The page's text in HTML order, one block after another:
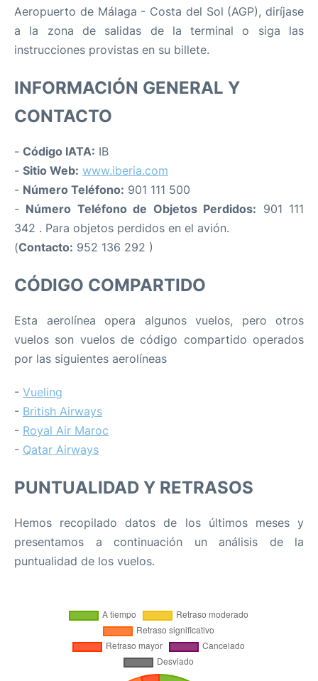
Aeropuerto de Málaga - Costa del Sol (AGP), diríjase
a la zona de salidas de la terminal o siga las
instrucciones provistas en su billete.
INFORMACIÓN GENERAL Y
CONTACTO
- Código IATA: IB
- Sitio Web: www.iberia.com
- Número Teléfono: 901 111 500
- Número Teléfono de Objetos Perdidos: 901 111
342 . Para objetos perdidos en el avión.
(Contacto: 952 136 292 )
CÓDIGO COMPARTIDO
Esta aerolínea opera algunos vuelos, pero otros
vuelos son vuelos de código compartido operados
por las siguientes aerolíneas
- Vueling
- British Airways
- Royal Air Maroc
- Qatar Airways
PUNTUALIDAD Y RETRASOS
Hemos recopilado datos de los últimos meses y
presentamos a continuación un análisis de la
puntualidad de los vuelos.